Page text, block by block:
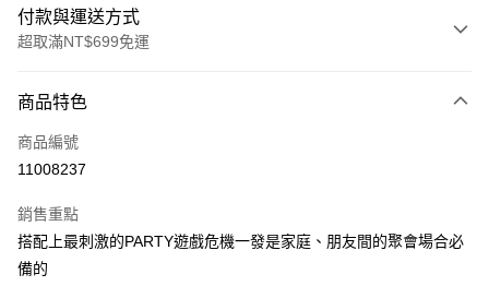
付款與運送方式
超取滿NT$699免運
信用卡一次付款
超商取貨付款
街口支付
悠遊付
商品特色
商品編號
11008237
銷售重點
搭配上最刺激的PARTY遊戲危機一發是家庭、朋友間的聚會場合必
備的